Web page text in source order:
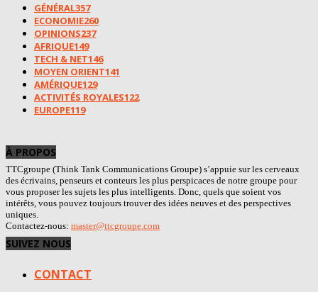
GÉNÉRAL357
ECONOMIE260
OPINIONS237
AFRIQUE149
TECH & NET146
MOYEN ORIENT141
AMÉRIQUE129
ACTIVITÉS ROYALES122
EUROPE119
À PROPOS
TTCgroupe (Think Tank Communications Groupe) s’appuie sur les cerveaux
des écrivains, penseurs et conteurs les plus perspicaces de notre groupe pour
vous proposer les sujets les plus intelligents. Donc, quels que soient vos
intérêts, vous pouvez toujours trouver des idées neuves et des perspectives
uniques.
Contactez-nous: master@ttcgroupe.com
SUIVEZ NOUS
CONTACT